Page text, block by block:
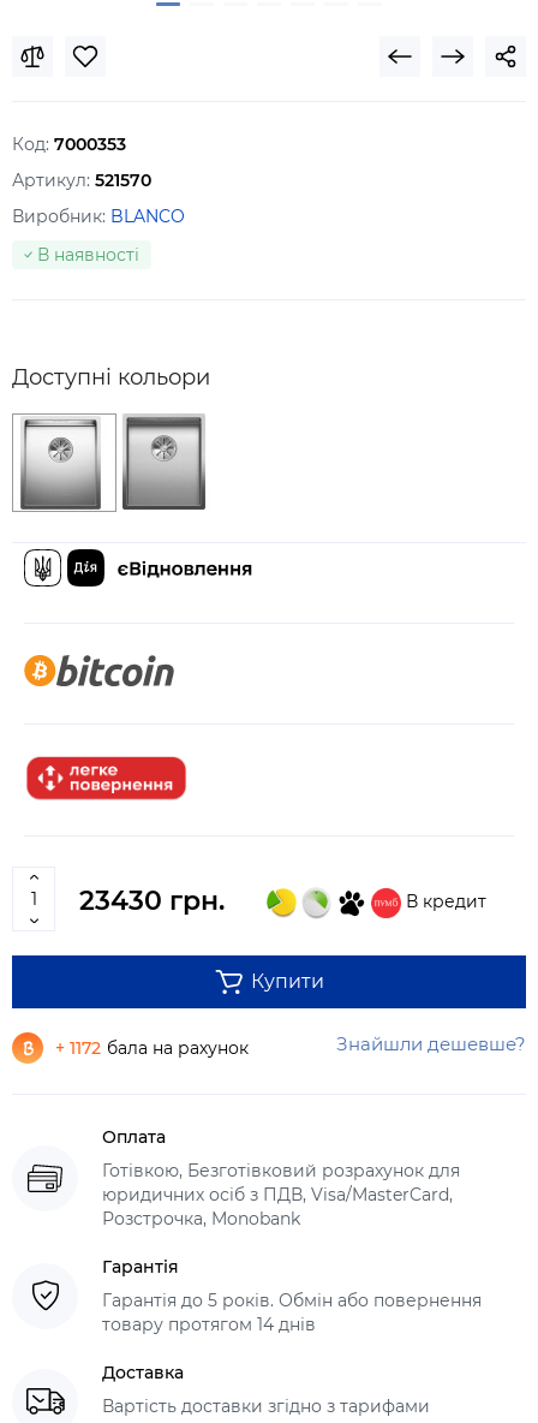
Код: 7000353
Артикул: 521570
Виробник: BLANCO
В наявності
Доступні кольори
23430 грн. В кредит
Купити
+ 1172 бала на рахунок Знайшли дешевше?
Оплата
Готівкою, Безготівковий розрахунок для
юридичних осіб з ПДВ, Visa/MasterCard,
Розстрочка, Monobank
Гарантія
Гарантія до 5 років. Обмін або повернення
товару протягом 14 днів
Доставка
Вартість доставки згідно з тарифами